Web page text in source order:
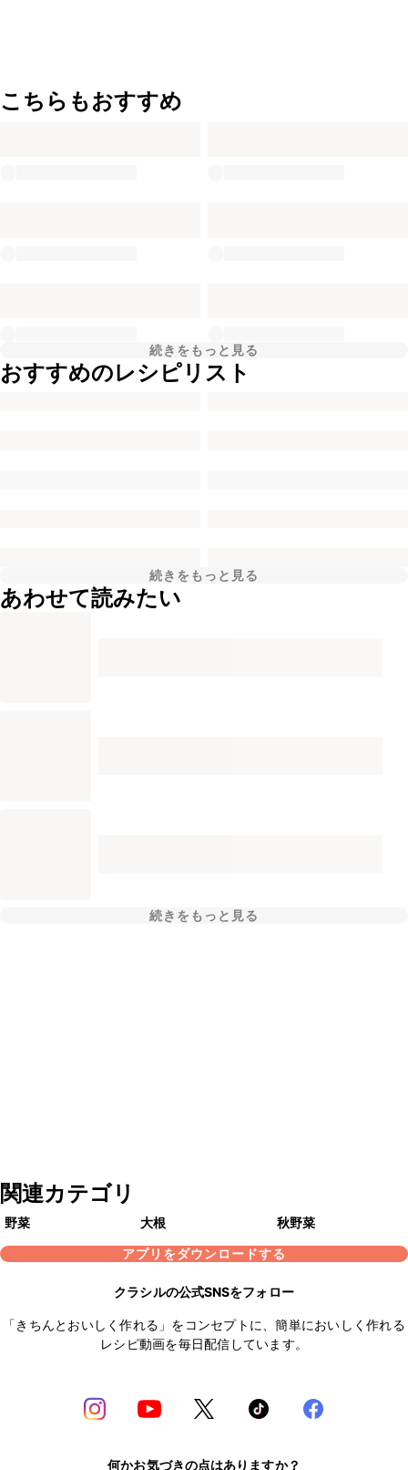
こちらもおすすめ
続きをもっと見る
おすすめのレシピリスト
続きをもっと見る
あわせて読みたい
続きをもっと見る
関連カテゴリ
野菜 大根
秋野菜
アプリをダウンロードする
クラシルの公式SNSをフォロー
「きちんとおいしく作れる」をコンセプトに、簡単においしく作れる
レシピ動画を毎日配信しています。
何かお気づきの点はありますか？